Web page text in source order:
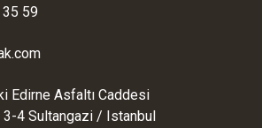
59
Edirne Asfaltı Caddesi
3-4 Sultangazi / Istanbul